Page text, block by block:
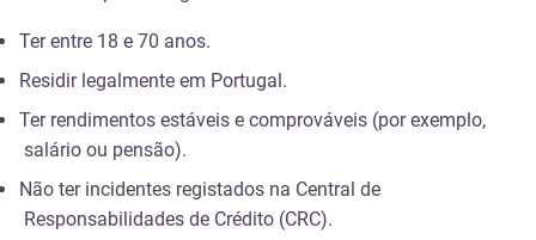
Ter entre 18 e 70 anos.
Residir legalmente em Portugal.
Ter rendimentos estáveis e comprováveis (por exemplo,
salário ou pensão).
Não ter incidentes registados na Central de
Responsabilidades de Crédito (CRC).